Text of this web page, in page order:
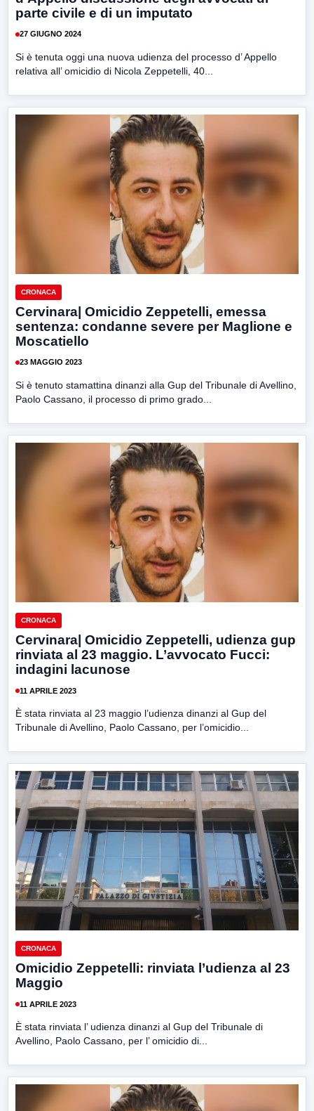
parte civile e di un imputato
27 GIUGNO 2024
Si è tenuta oggi una nuova udienza del processo d’ Appello
relativa all’ omicidio di Nicola Zeppetelli, 40...
CRONACA
Cervinara| Omicidio Zeppetelli, emessa
sentenza: condanne severe per Maglione e
Moscatiello
23 MAGGIO 2023
Si è tenuto stamattina dinanzi alla Gup del Tribunale di Avellino,
Paolo Cassano, il processo di primo grado...
CRONACA
Cervinara| Omicidio Zeppetelli, udienza gup
rinviata al 23 maggio. L’avvocato Fucci:
indagini lacunose
11 APRILE 2023
È stata rinviata al 23 maggio l’udienza dinanzi al Gup del
Tribunale di Avellino, Paolo Cassano, per l’omicidio...
CRONACA
Omicidio Zeppetelli: rinviata l’udienza al 23
Maggio
11 APRILE 2023
È stata rinviata l’ udienza dinanzi al Gup del Tribunale di
Avellino, Paolo Cassano, per l’ omicidio di...